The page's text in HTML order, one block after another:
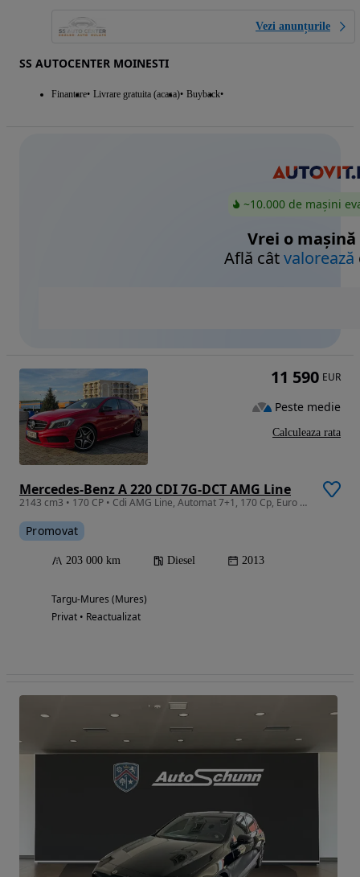
Vezi anunțurile
SS AUTOCENTER MOINESTI
Finantare Livrare gratuita (acasa) Buyback
~10.000 de mașini
Vrei o mașină
Află câtvalorează
Mercedes-Benz A 220 CDI 7G-DCT AMG Line
2143 cm3 • 170 CP • Cdi AMG Line, Automat 7+1, 170 Cp, Euro 6 Fara ADBlue, Xenon, Led, Nav
Promovat
203 000 km Diesel 2013
Targu-Mures (Mures)
Privat • Reactualizat
11 590 EUR
Peste medie
Calculeaza rata